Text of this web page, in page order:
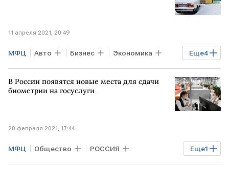
11 апреля 2021, 20:49
Еще4
МФЦ Авто Бизнес Экономика
Владимир Путин законопроект
регулирование Гаражная амнистия
В России появятся новые места для сдачи
биометрии на госуслуги
20 февраля 2021, 17:44
Еще1
МФЦ Общество РОССИЯ
госуслуги